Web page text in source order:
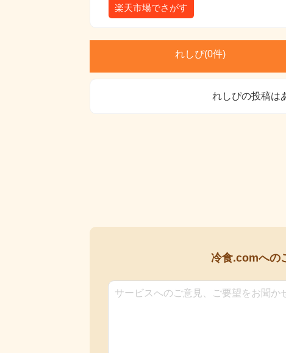
楽天市場でさがす
れしぴ(0件)
れしぴの投稿は
冷食.comへの